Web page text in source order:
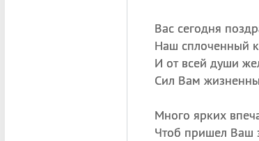
Вас сегодня
Наш сплоченный
И от всей души
Сил Вам
Много ярких
Чтоб пришел Ваш